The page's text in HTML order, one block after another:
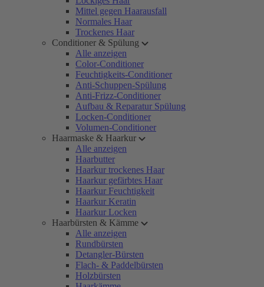
Mittel gegen Haarausfall
Normales Haar
Trockenes Haar
Conditioner & Spülung
Alle anzeigen
Color-Conditioner
Feuchtigkeits-Conditioner
Anti-Schuppen-Spülung
Anti-Frizz-Conditioner
Aufbau & Reparatur Spülung
Locken-Conditioner
Volumen-Conditioner
Haarmaske & Haarkur
Alle anzeigen
Haarbutter
Haarkur trockenes Haar
Haarkur gefärbtes Haar
Haarkur Feuchtigkeit
Haarkur Keratin
Haarkur Locken
Haarbürsten & Kämme
Alle anzeigen
Rundbürsten
Detangler-Bürsten
Flach- & Paddelbürsten
Holzbürsten